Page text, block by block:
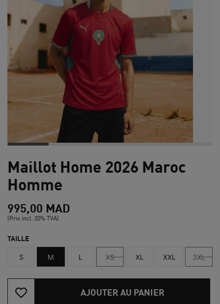
SPORT
LIFESTYLE
EQUIPE NATIONALE DU MAROC
PROMOS
Maillot Home 2026 Maroc
Homme
995,00 MAD
(Prix incl. 20% TVA)
TAILLE
S M L XS XL XXL 3XL
AJOUTER AU PANIER